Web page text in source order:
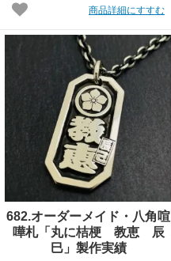
商品詳細にすすむ
682.オーダーメイド・八角喧
嘩札「丸に桔梗 教恵 辰
巳」製作実績